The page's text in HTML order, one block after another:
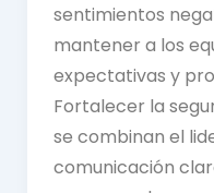
sentimientos
mantener a los
expectativas y
Fortalecer la
se combinan el
comunicación